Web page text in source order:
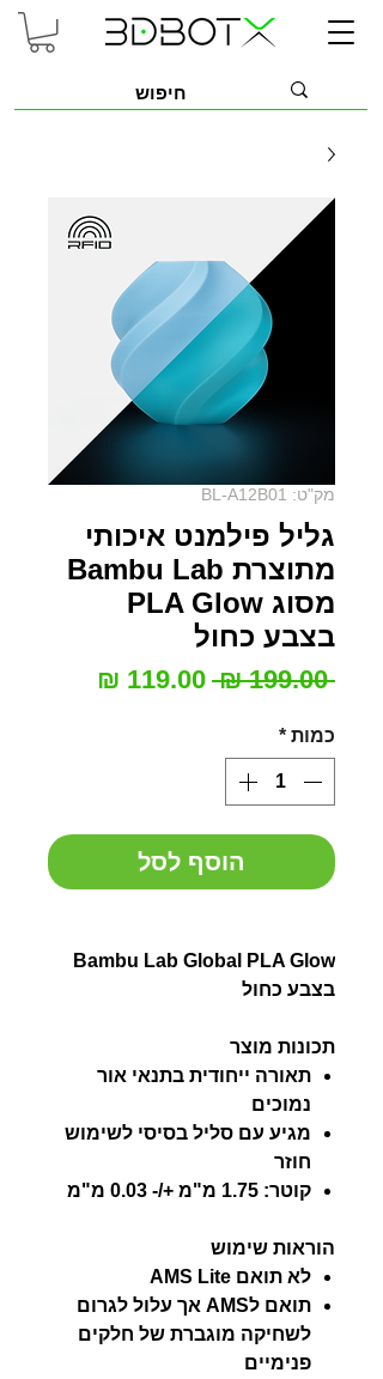
מק"ט: BL-A12B01
גליל פילמנט איכותי
מתוצרת Bambu Lab
מסוג PLA Glow
בצבע כחול
‏199.00 ‏₪
מחיר
כמות *
הוסף לסל
Bambu Lab Global PLA Glow
בצבע כחול
תכונות מוצר
תאורה ייחודית בתנאי אור
נמוכים
מגיע עם סליל בסיסי לשימוש
חוזר
קוטר: 1.75 מ"מ +/- 0.03 מ"מ
הוראות שימוש
לא תואם AMS Lite
תואם לAMS אך עלול לגרום
לשחיקה מוגברת של חלקים
פנימיים